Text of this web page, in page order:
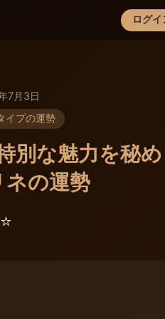
ログイ
×
7月3日
イプの運勢
別な魅力を秘め
の運勢
⭐️